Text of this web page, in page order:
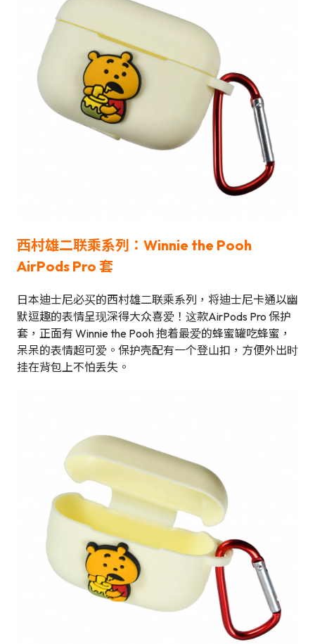
西村雄二联乘系列：Winnie the Pooh
AirPods Pro 套
日本迪士尼必买的西村雄二联乘系列，将迪士尼卡通以幽
默逗趣的表情呈现深得大众喜爱！这款AirPods Pro 保护
套，正面有 Winnie the Pooh 抱着最爱的蜂蜜罐吃蜂蜜，
呆呆的表情超可爱。保护壳配有一个登山扣，方便外出时
挂在背包上不怕丢失。